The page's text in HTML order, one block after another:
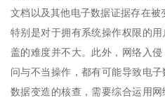
文档以及其他电子数据证据存在被
特别是对于拥有系统操作权限的
盖的难度并不大。此外，网络入
问与不当操作，都有可能导致电
数据变造的核查，需要综合运用